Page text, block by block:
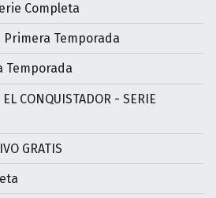
Completa
Primera Temporada
Temporada
CONQUISTADOR - SERIE
GRATIS